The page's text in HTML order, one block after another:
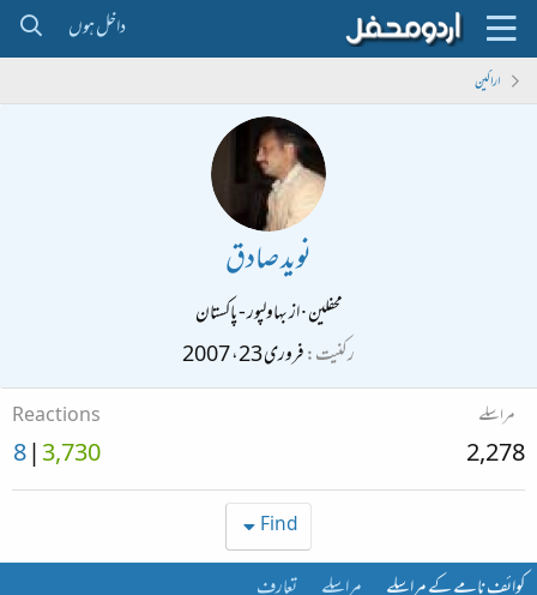
داخل ہوں
اراکین
نوید صادق
محفلین·ازبہاولپور - پاکستان
رکنیت فروری 23، 2007
مراسلے
2,278
Reactions
3,730
8
Find